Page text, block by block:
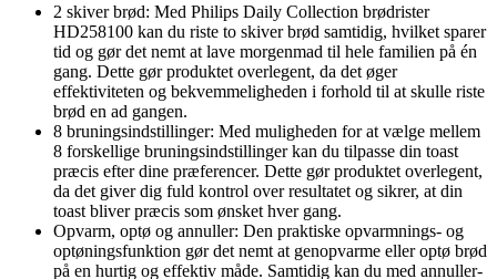
2 skiver brød: Med Philips Daily Collection brødrister
HD258100 kan du riste to skiver brød samtidig, hvilket sparer
tid og gør det nemt at lave morgenmad til hele familien på én
gang. Dette gør produktet overlegent, da det øger
effektiviteten og bekvemmeligheden i forhold til at skulle riste
brød en ad gangen.
8 bruningsindstillinger: Med muligheden for at vælge mellem
8 forskellige bruningsindstillinger kan du tilpasse din toast
præcis efter dine præferencer. Dette gør produktet overlegent,
da det giver dig fuld kontrol over resultatet og sikrer, at din
toast bliver præcis som ønsket hver gang.
Opvarm, optø og annuller: Den praktiske opvarmnings- og
optøningsfunktion gør det nemt at genopvarme eller optø brød
på en hurtig og effektiv måde. Samtidig kan du med annuller-